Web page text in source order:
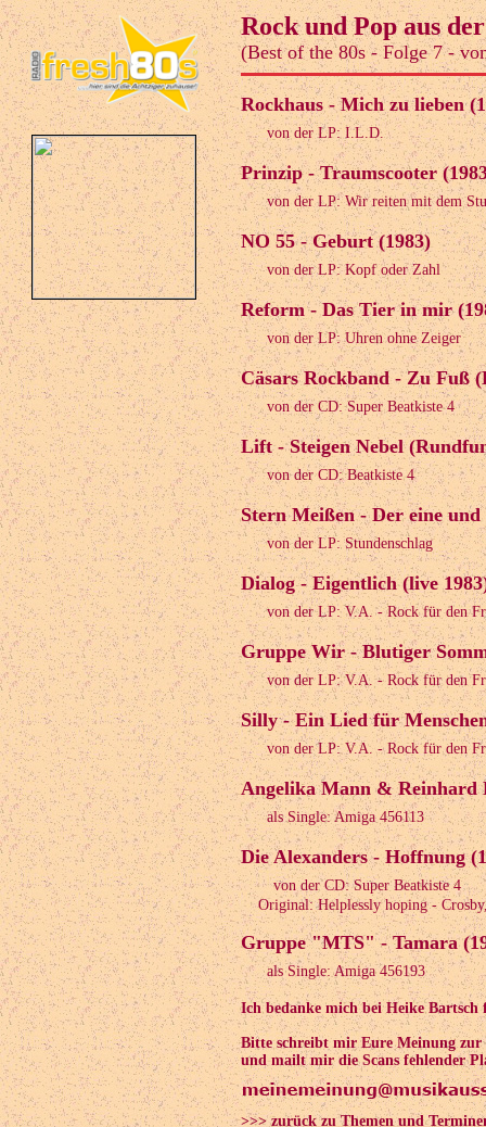
Rock und Pop aus
(Best of the 80s - Folge 7 -
Rockhaus - Mich zu lieben
von der LP: I.L.D.
Prinzip - Traumscooter
von der LP: Wir reiten mit dem
NO 55 - Geburt (1983)
von der LP: Kopf oder Zahl
Reform - Das Tier in mir
von der LP: Uhren ohne Zeiger
Cäsars Rockband - Zu Fuß
von der CD: Super Beatkiste 4
Lift - Steigen Nebel
von der CD: Beatkiste 4
Stern Meißen - Der eine und
von der LP: Stundenschlag
Dialog - Eigentlich (live
von der LP: V.A. - Rock für den
Gruppe Wir - Blutiger
von der LP: V.A. - Rock für den
Silly - Ein Lied für
von der LP: V.A. - Rock für den
Angelika Mann & Reinhard
als Single: Amiga 456113
Die Alexanders - Hoffnung
von der CD: Super Beatkiste 4
Original: Helplessly hoping -
Gruppe "MTS" - Tamara
als Single: Amiga 456193
Ich bedanke mich bei Heike
Bitte schreibt mir Eure Meinung zur
und mailt mir die Scans fehlender
>>>zurück zu Themen und